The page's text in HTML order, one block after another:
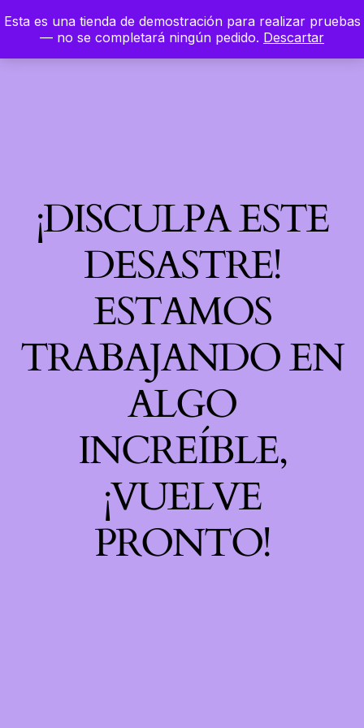
Esta es una tienda de demostración para realizar pruebas
— no se completará ningún pedido. Descartar
Hierbaloca LinkedIn
Instagram
Facebook
Acceder
¡DISCULPA ESTE
DESASTRE!
ESTAMOS
TRABAJANDO EN
ALGO
INCREÍBLE,
¡VUELVE
PRONTO!